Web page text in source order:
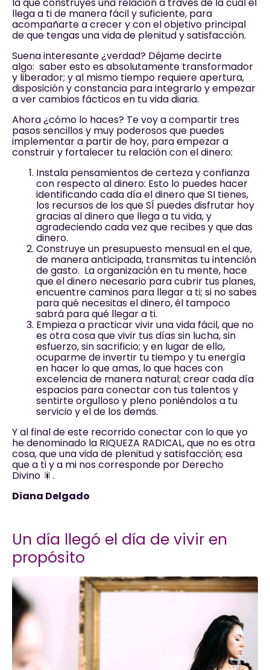
la que construyes una relación a través de la cual el
llega a ti de manera fácil y suficiente, para
acompañarte a crecer y con el objetivo principal
de que tengas una vida de plenitud y satisfacción.
Suena interesante ¿verdad? Déjame decirte
algo: saber esto es absolutamente transformador
y liberador; y al mismo tiempo requiere apertura,
disposición y constancia para integrarlo y empezar
a ver cambios fácticos en tu vida diaria.
Ahora ¿cómo lo haces? Te voy a compartir tres
pasos sencillos y muy poderosos que puedes
implementar a partir de hoy, para empezar a
construir y fortalecer tu relación con el dinero:
Instala pensamientos de certeza y confianza
con respecto al dinero: Esto lo puedes hacer
identificando cada día el dinero que SI tienes,
los recursos de los que SÍ puedes disfrutar hoy
gracias al dinero que llega a tu vida, y
agradeciendo cada vez que recibes y que das
dinero.
Construye un presupuesto mensual en el que,
de manera anticipada, transmitas tu intención
de gasto. La organización en tu mente, hace
que el dinero necesario para cubrir tus planes,
encuentre caminos para llegar a ti; si no sabes
para qué necesitas el dinero, él tampoco
sabrá para qué llegar a ti.
Empieza a practicar vivir una vida fácil, que no
es otra cosa que vivir tus días sin lucha, sin
esfuerzo, sin sacrificio; y en lugar de ello,
ocuparme de invertir tu tiempo y tu energía
en hacer lo que amas, lo que haces con
excelencia de manera natural; crear cada día
espacios para conectar con tus talentos y
sentirte orgulloso y pleno poniéndolos a tu
servicio y el de los demás.
Y al final de este recorrido conectar con lo que yo
he denominado la RIQUEZA RADICAL, que no es otra
cosa, que una vida de plenitud y satisfacción; esa
que a ti y a mi nos corresponde por Derecho
Divino 🎇.
Diana Delgado
Un día llegó el día de vivir en
propósito